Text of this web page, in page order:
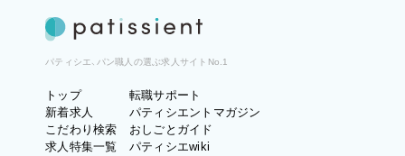
パティシエ、パン職人の選ぶ求人サイトNo.1
トップ
新着求人
こだわり検索
求人特集一覧
転職サポート
パティシエントマガジン
おしごとガイド
パティシエwiki